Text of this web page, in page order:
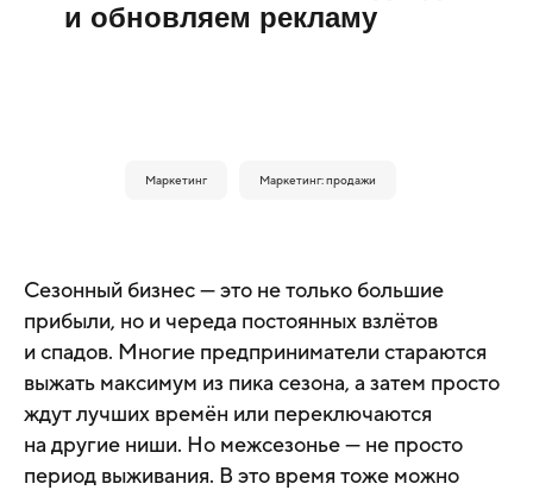
и обновляем рекламу
Маркетинг Маркетинг: продажи
Сезонный бизнес — это не только большие
прибыли, но и череда постоянных взлётов
и спадов. Многие предприниматели стараются
выжать максимум из пика сезона, а затем просто
ждут лучших времён или переключаются
на другие ниши. Но межсезонье — не просто
период выживания. В это время тоже можно